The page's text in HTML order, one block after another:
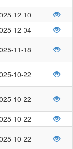
12-10
12-04
11-18
10-22
10-22
10-22
10-22